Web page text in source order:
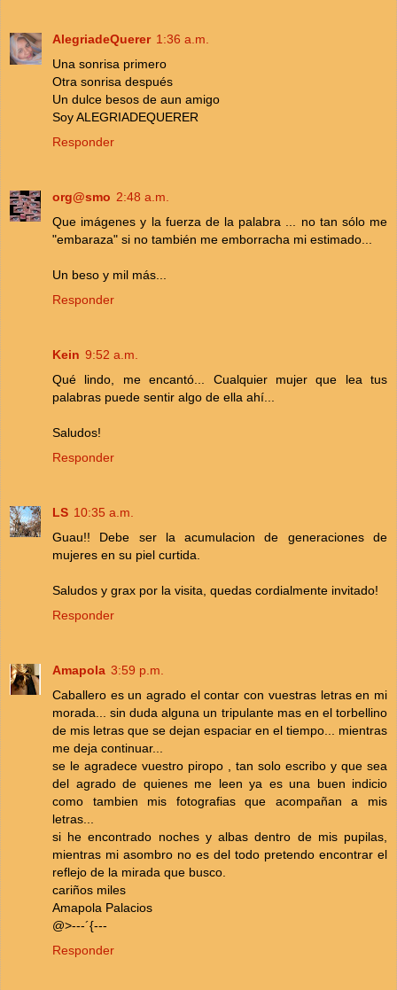
AlegriadeQuerer 1:36 a.m.
Una sonrisa primero
Otra sonrisa después
Un dulce besos de aun amigo
Soy ALEGRIADEQUERER
Responder
org@smo 2:48 a.m.
Que imágenes y la fuerza de la palabra ... no tan sólo me
"embaraza" si no también me emborracha mi estimado...
Un beso y mil más...
Responder
Kein 9:52 a.m.
Qué lindo, me encantó... Cualquier mujer que lea tus
palabras puede sentir algo de ella ahí...
Saludos!
Responder
LS 10:35 a.m.
Guau!! Debe ser la acumulacion de generaciones de
mujeres en su piel curtida.
Saludos y grax por la visita, quedas cordialmente invitado!
Responder
Amapola 3:59 p.m.
Caballero es un agrado el contar con vuestras letras en mi
morada... sin duda alguna un tripulante mas en el torbellino
de mis letras que se dejan espaciar en el tiempo... mientras
me deja continuar...
se le agradece vuestro piropo , tan solo escribo y que sea
del agrado de quienes me leen ya es una buen indicio
como tambien mis fotografias que acompañan a mis
letras...
si he encontrado noches y albas dentro de mis pupilas,
mientras mi asombro no es del todo pretendo encontrar el
reflejo de la mirada que busco.
cariños miles
Amapola Palacios
@>---´{---
Responder